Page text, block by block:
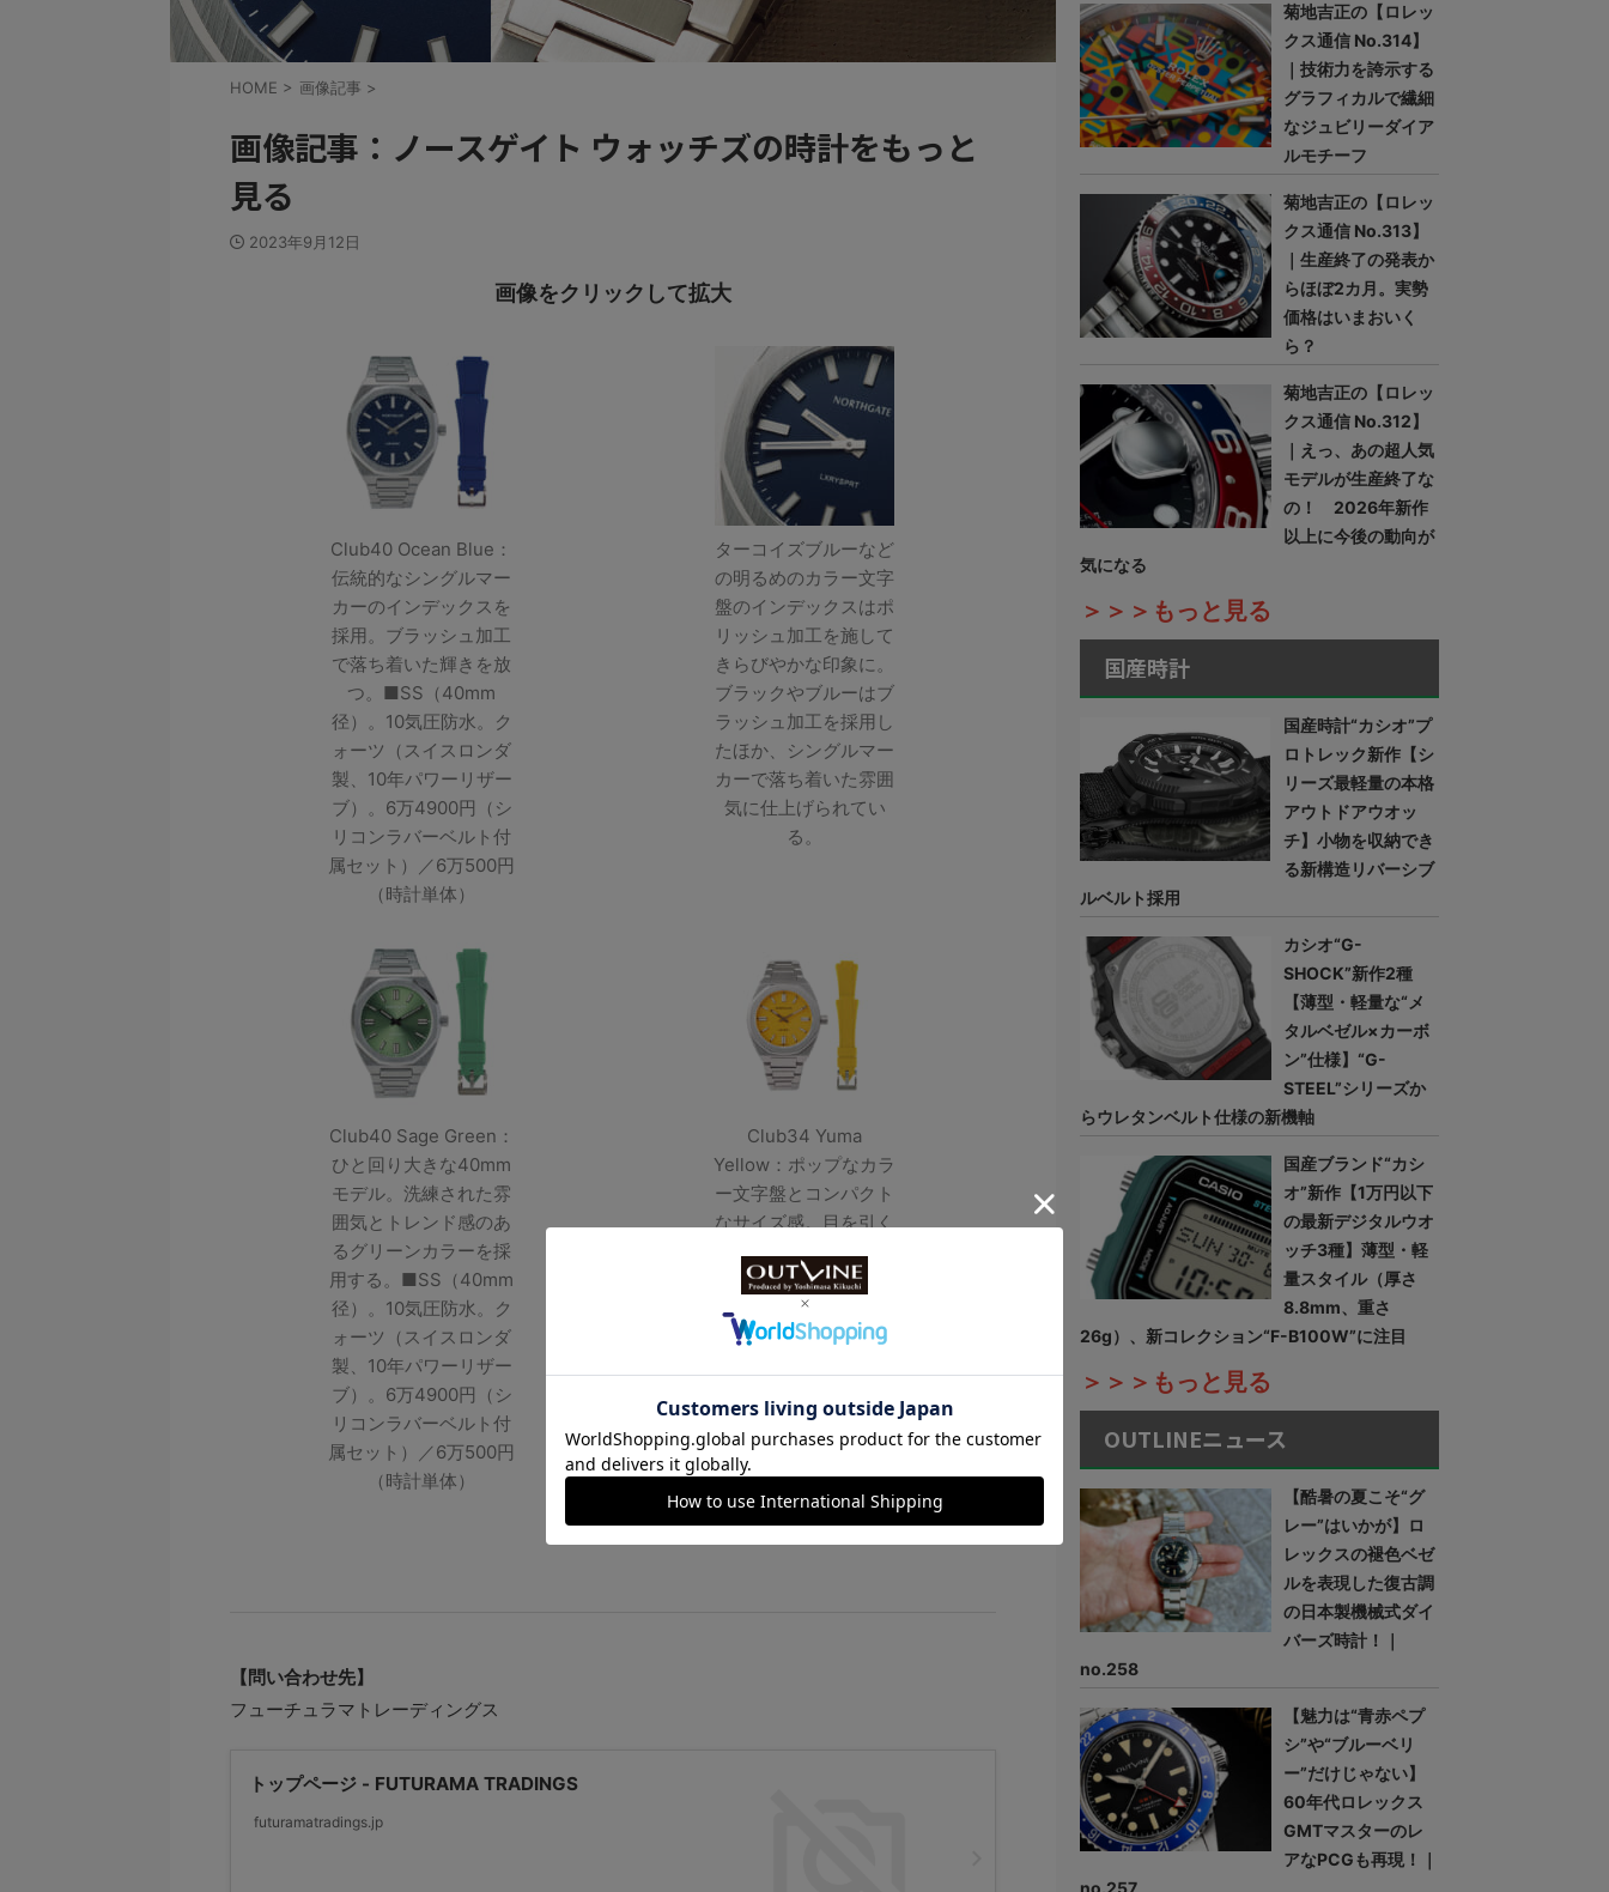
HOME > 画像記事 >
画像記事：ノースゲイト ウォッチズの時計をもっと
見る
2023年9月12日
画像をクリックして拡大
Club40 Ocean Blue：
伝統的なシングルマー
カーのインデックスを
採用。ブラッシュ加工
で落ち着いた輝きを放
つ。■SS（40mm
径）。10気圧防水。ク
ォーツ（スイスロンダ
製、10年パワーリザー
ブ）。6万4900円（シ
リコンラバーベルト付
属セット）／6万500円
（時計単体）
ターコイズブルーなど
の明るめのカラー文字
盤のインデックスはポ
リッシュ加工を施して
きらびやかな印象に。
ブラックやブルーはブ
ラッシュ加工を採用し
たほか、シングルマー
カーで落ち着いた雰囲
気に仕上げられてい
る。
Club40 Sage Green：
ひと回り大きな40mm
モデル。洗練された雰
囲気とトレンド感のあ
るグリーンカラーを採
用する。■SS（40mm
径）。10気圧防水。ク
ォーツ（スイスロンダ
製、10年パワーリザー
ブ）。6万4900円（シ
リコンラバーベルト付
属セット）／6万500円
（時計単体）
Club34 Yuma
Yellow：ポップなカラ
ー文字盤とコンパクト
なサイズ感。目を引く
群だ。■SS（34mm
径）。10気圧防水。ク
ォーツ（スイスロンダ
リコンラバーベルト付
属セット）／6万500円
（時計単体）
【問い合わせ先】
フューチュラマトレーディングス
トップページ - FUTURAMA TRADINGS
futuramatradings.jp
菊地吉正の【ロレッ
クス通信 No.314】
｜技術力を誇示する
グラフィカルで繊細
なジュビリーダイア
ルモチーフ
菊地吉正の【ロレッ
クス通信 No.313】
｜生産終了の発表か
らほぼ2カ月。実勢
価格はいまおいく
ら？
菊地吉正の【ロレッ
クス通信 No.312】
｜えっ、あの超人気
モデルが生産終了な
の！ 2026年新作
以上に今後の動向が
気になる
＞＞＞もっと見る
国産時計
国産時計“カシオ”プ
ロトレック新作【シ
リーズ最軽量の本格
アウトドアウオッ
チ】小物を収納でき
る新構造リバーシブ
ルベルト採用
カシオ“G-
SHOCK”新作2種
【薄型・軽量な“メ
タルベゼル×カーボ
ン”仕様】“G-
STEEL”シリーズか
らウレタンベルト仕様の新機軸
国産ブランド“カシ
オ”新作【1万円以下
の最新デジタルウオ
ッチ3種】薄型・軽
量スタイル（厚さ
8.8mm、重さ
26g）、新コレクション“F-B100W”に注目
＞＞＞もっと見る
OUTLINEニュース
【酷暑の夏こそ“グ
レー”はいかが】ロ
レックスの褪色ベゼ
ルを表現した復古調
の日本製機械式ダイ
バーズ時計！｜
no.258
【魅力は“青赤ペプ
シ”や“ブルーベリ
ー”だけじゃない】
60年代ロレックス
GMTマスターのレ
アなPCGも再現！｜